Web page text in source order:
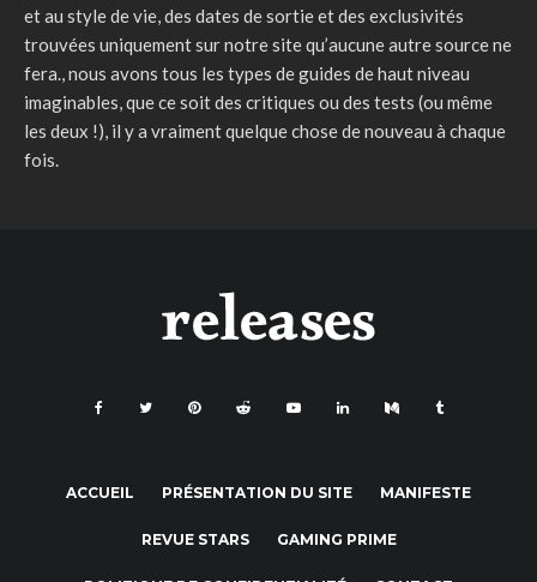
et au style de vie, des dates de sortie et des exclusivités
trouvées uniquement sur notre site qu’aucune autre source ne
fera., nous avons tous les types de guides de haut niveau
imaginables, que ce soit des critiques ou des tests (ou même
les deux !), il y a vraiment quelque chose de nouveau à chaque
fois.
ACCUEIL PRÉSENTATION DU SITE MANIFESTE
REVUE STARS GAMING PRIME